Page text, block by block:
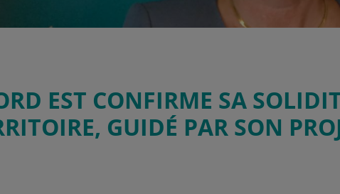
EST CONFIRME SA
GUIDÉ PAR SON